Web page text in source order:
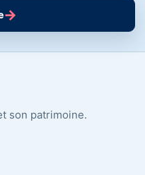
→
son patrimoine.